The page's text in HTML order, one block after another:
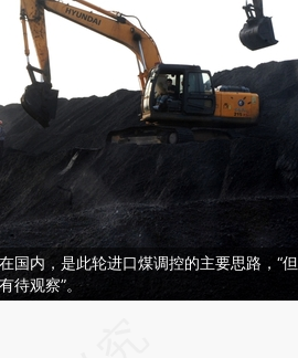
国内，是此轮进口煤调控的主要思路，“但
待观察”。